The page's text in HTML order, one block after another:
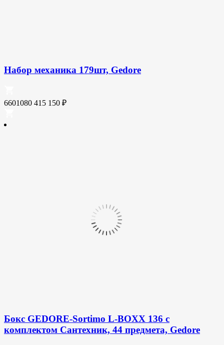
Набор механика 179шт, Gedore
6601080 415 150 ₽
Бокс GEDORE-Sortimo L-BOXX 136 с
комплектом Сантехник, 44 предмета, Gedore